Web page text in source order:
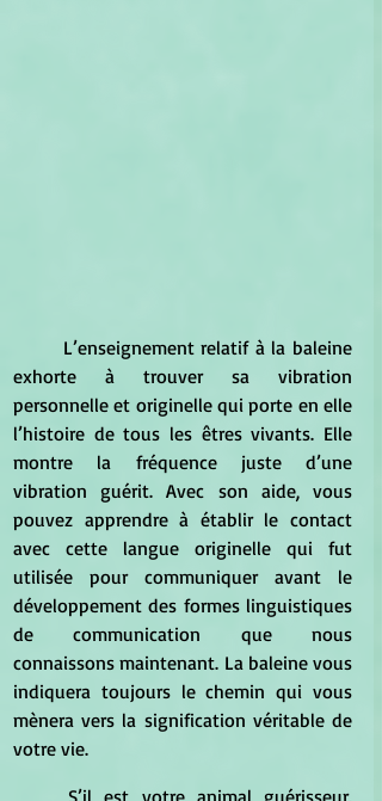
exhorte à trouver sa vibration
personnelle et originelle qui porte en elle
l’histoire de tous les êtres vivants. Elle
montre la fréquence juste d’une
vibration guérit. Avec son aide, vous
pouvez apprendre à établir le contact
avec cette langue originelle qui fut
utilisée pour communiquer avant le
développement des formes linguistiques
de communication​​ que nous
connaissons maintenant. La baleine vous
indiquera toujours le chemin qui vous
mènera vers la signification véritable de
votre vie.